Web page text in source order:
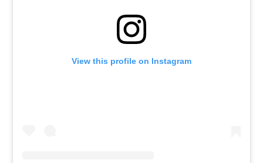
View this profile on Instagram